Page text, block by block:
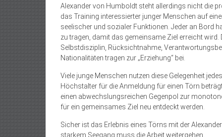
Alexander von Humboldt steht allerdings nicht die
das Training interessierter junger Menschen auf
seelischer und sozialer Funktionen. Jeder an Bord
zu tragen, damit das gemeinsame Ziel erreicht wird.
Selbstdisziplin, Rücksichtnahme,
Nationalitäten tragen zur „Erziehung“ bei.
Viele junge Menschen nutzen diese Gelegenheit
Höchstalter für die Anmeldung für einen Törn
einen abwechslungsreichen Gegenpol zur
für ein gemeinsames Ziel neu entdeckt werden.
Sicher ist das Erlebnis eines Törns mit der
starkem Seegang muss die Arbeit weitergehen.